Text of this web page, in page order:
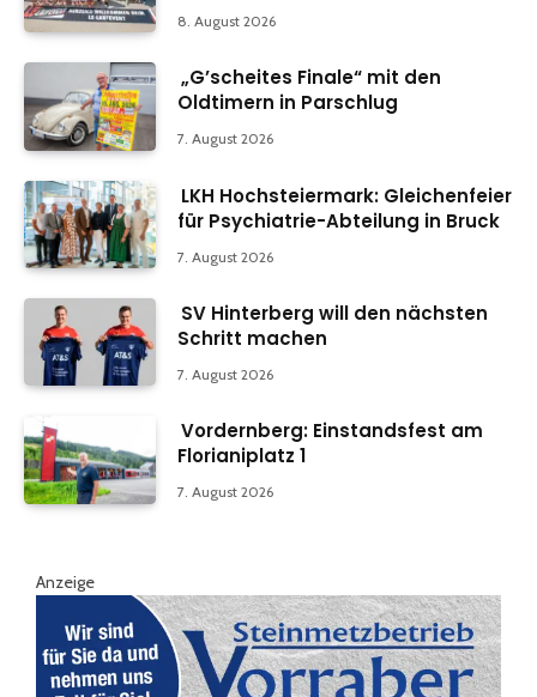
8. August 2026
„G’scheites Finale“ mit den
Oldtimern in Parschlug
7. August 2026
LKH Hochsteiermark: Gleichenfeier
für Psychiatrie-Abteilung in Bruck
7. August 2026
SV Hinterberg will den nächsten
Schritt machen
7. August 2026
Vordernberg: Einstandsfest am
Florianiplatz 1
7. August 2026
Anzeige